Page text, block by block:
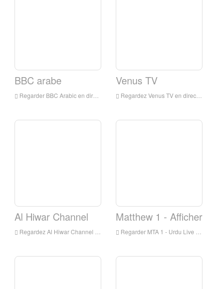
BBC arabe
Regarder BBC Arabic en direct en ligne, BBC Arabic HD Streaming en direct, BBC Arabic Watch TV de l'Angleterre
Venus TV
Regardez Venus TV en direct en ligne, Vénus TV HD Streaming en direct, Venus TV Montre Live TV de l'Angleterre
Al Hiwar Channel
Regardez Al Hiwar Channel Live Online, Al Hiwar Channel HD Streaming en direct, Al Hiwar Channel Watch TV en direct de l'Angleterre
Matthew 1 - Afficher
Regarder MTA 1 - Urdu Live Online, MTA 1 - Urdu HD en direct en direct, MTA 1 - Montre Urduve Live TV de l'Angleterre